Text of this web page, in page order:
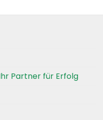
Partner für Erfolg